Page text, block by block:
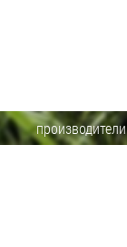
производители